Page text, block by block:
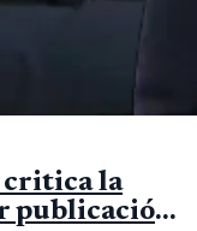
critica la
publicación